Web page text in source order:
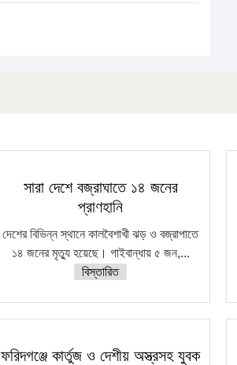
সারা দেশে বজ্রাঘাতে ১৪ জনের
প্রাণহানি
দেশের বিভিন্ন স্থানে কালবৈশাখী ঝড় ও বজ্রাপাতে
১৪ জনের মৃত্যু হয়েছে। গাইবান্ধায় ৫ জন,...
বিস্তারিত
ফরিদগঞ্জে কার্তুজ ও দেশীয় অস্ত্রসহ যুবক